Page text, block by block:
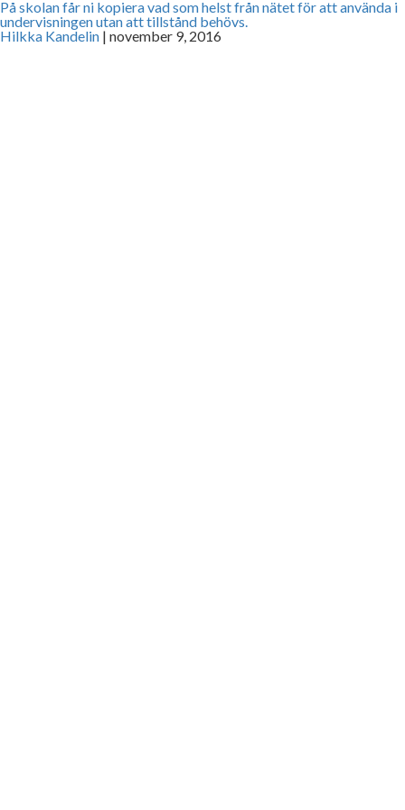
På skolan får ni kopiera vad som helst från nätet för att använda i
undervisningen utan att tillstånd behövs.
Hilkka Kandelin | november 9, 2016